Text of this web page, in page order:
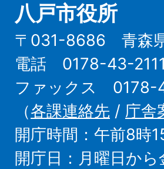
八戸市役所
〒031-8686 青森
電話 0178-43-
ファックス 0178-
（各課連絡先 / 庁舎
開庁時間：午前8時
開庁日：月曜日か